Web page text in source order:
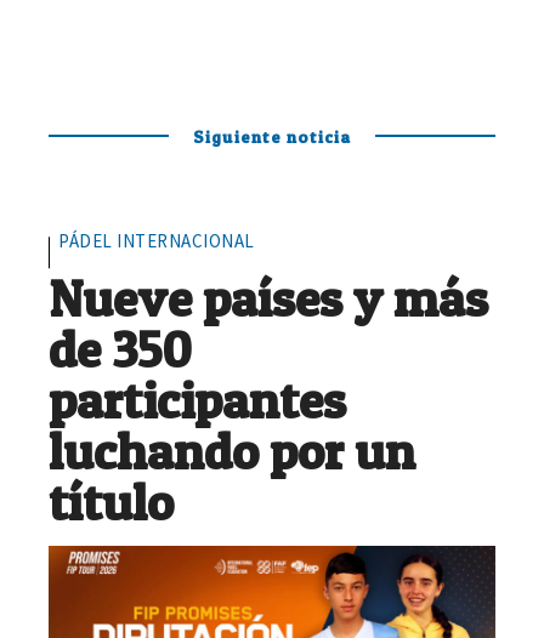
Siguiente noticia
PÁDEL INTERNACIONAL
Nueve países y más
de 350
participantes
luchando por un
título